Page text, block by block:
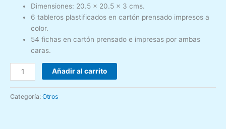
Dimensiones: 20.5 x 20.5 x 3 cms.
6 tableros plastificados en cartón prensado impresos a
color.
54 fichas en cartón prensado e impresas por ambas
caras.
Añadir al carrito
Categoría: Otros